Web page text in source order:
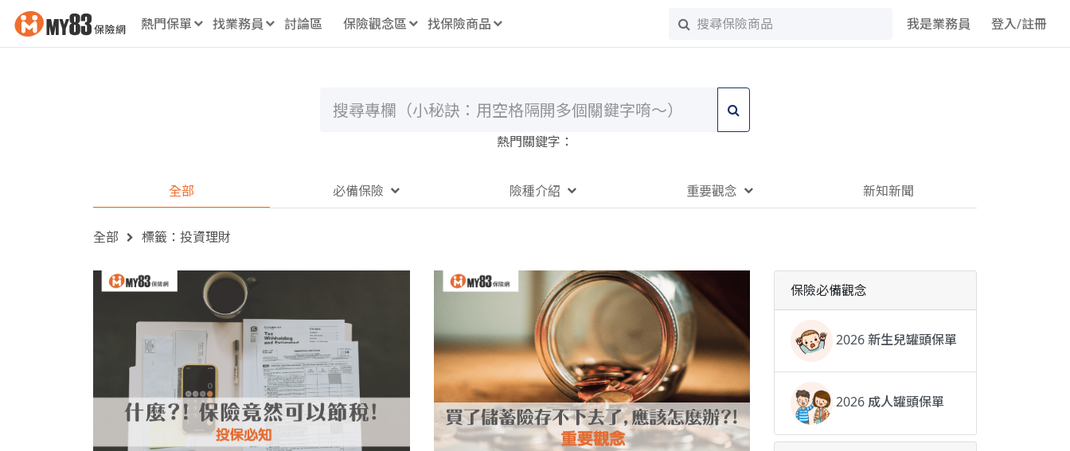
熱門保單 找業務員 討論區 保險觀念區 找保險商品 我是業務員 登入/註冊
熱門關鍵字：
全部 必備保險 險種介紹 重要觀念 新知新聞
全部 標籤：投資理財
保險必備觀念
2026 新生兒罐頭保單
2026 成人罐頭保單